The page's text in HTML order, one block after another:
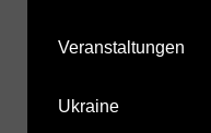
Veranstaltungen
Ukraine